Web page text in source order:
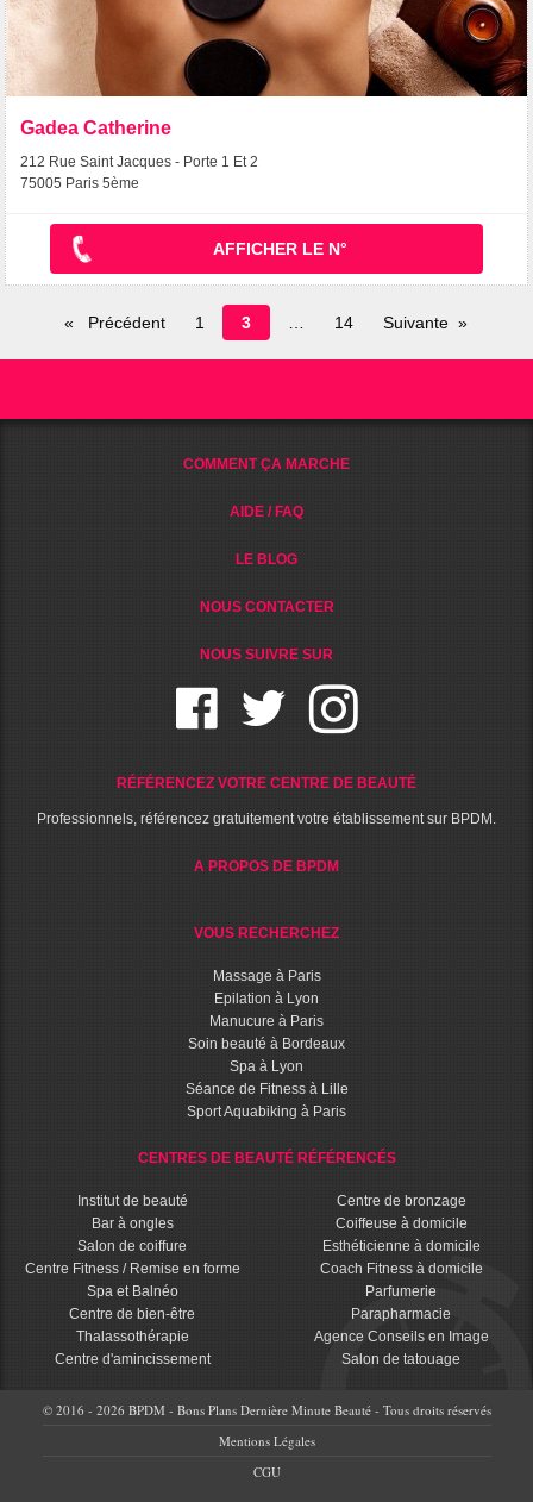
Gadea Catherine
212 Rue Saint Jacques - Porte 1 Et 2
75005 Paris 5ème
AFFICHER LE N°
Précédent 1
Page
en
3 14 Suivante
COMMENT ÇA MARCHE
AIDE / FAQ
LE BLOG
NOUS CONTACTER
NOUS SUIVRE SUR
RÉFÉRENCEZ VOTRE CENTRE DE BEAUTÉ
Professionnels, référencez gratuitement votre établissement sur BPDM.
A PROPOS DE BPDM
VOUS RECHERCHEZ
Massage à Paris
Epilation à Lyon
Manucure à Paris
Soin beauté à Bordeaux
Spa à Lyon
Séance de Fitness à Lille
Sport Aquabiking à Paris
CENTRES DE BEAUTÉ RÉFÉRENCÉS
Institut de beauté
Bar à ongles
Salon de coiffure
Centre Fitness / Remise en forme
Spa et Balnéo
Centre de bien-être
Thalassothérapie
Centre d'amincissement
Centre de bronzage
Coiffeuse à domicile
Esthéticienne à domicile
Coach Fitness à domicile
Parfumerie
Parapharmacie
Agence Conseils en Image
Salon de tatouage
© 2016 - 2026 BPDM - Bons Plans Dernière Minute Beauté - Tous droits réservés
Mentions Légales
CGU